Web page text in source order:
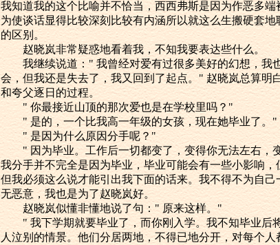
我知道我的这个比喻并不恰当，西西弗斯是因为作恶多
为使谈话显得比较深刻比较有内涵所以就这么生搬硬套
的区别。
赵晓岚非常疑惑地看着我，不知我要表达些什么。
我继续说道：" 我曾经对爱有过很多美好的幻想，我
会，但我还是失去了，我又回到了起点。" 赵晓岚总算明
和夸父逐日的过程。
" 你最接近山顶的那次爱也是在学校里吗？"
" 是的，一个比我高一年级的女孩，现在她毕业了。"
" 是因为什么原因分手呢？"
" 因为毕业。工作后一切都变了，变得你无法左右，
我分手并不完全是因为毕业，毕业可能会有一些小影响
但我必须这么说才能引出我下面的话来。我不得不为自
无恶意，我也是为了赵晓岚好。
赵晓岚似懂非懂地说了句：" 原来这样。"
" 我下学期就要毕业了，而你刚入学。我不知毕业后
人泣别的情景。他们分居两地，不得已地分开，对每个